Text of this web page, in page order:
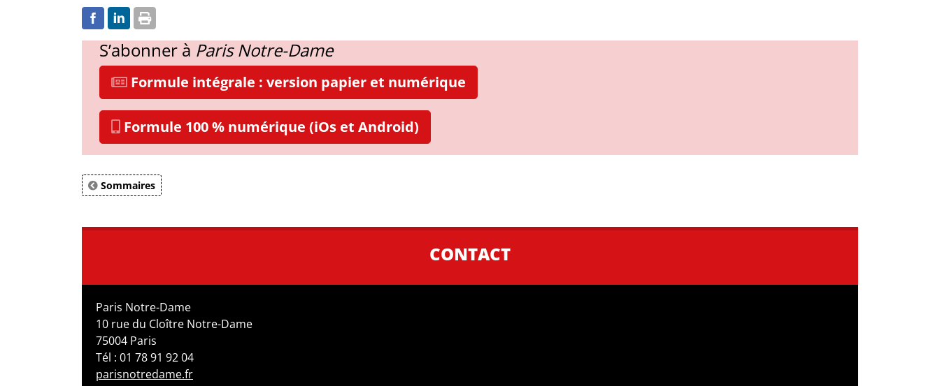
S’abonner à Paris Notre-Dame
Formule intégrale : version papier et numérique
Formule 100 % numérique (iOs et Android)
Sommaires
CONTACT
Paris Notre-Dame
10 rue du Cloître Notre-Dame
75004 Paris
Tél : 01 78 91 92 04
parisnotredame.fr